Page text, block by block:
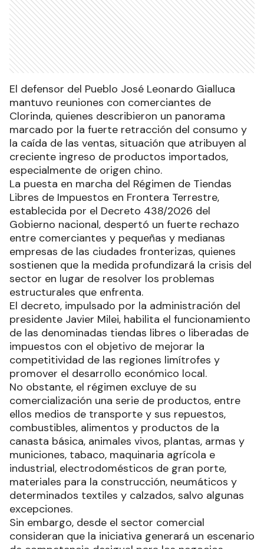
El defensor del Pueblo José Leonardo Gialluca
mantuvo reuniones con comerciantes de
Clorinda, quienes describieron un panorama
marcado por la fuerte retracción del consumo y
la caída de las ventas, situación que atribuyen al
creciente ingreso de productos importados,
especialmente de origen chino.
La puesta en marcha del Régimen de Tiendas
Libres de Impuestos en Frontera Terrestre,
establecida por el Decreto 438/2026 del
Gobierno nacional, despertó un fuerte rechazo
entre comerciantes y pequeñas y medianas
empresas de las ciudades fronterizas, quienes
sostienen que la medida profundizará la crisis del
sector en lugar de resolver los problemas
estructurales que enfrenta.
El decreto, impulsado por la administración del
presidente Javier Milei, habilita el funcionamiento
de las denominadas tiendas libres o liberadas de
impuestos con el objetivo de mejorar la
competitividad de las regiones limítrofes y
promover el desarrollo económico local.
No obstante, el régimen excluye de su
comercialización una serie de productos, entre
ellos medios de transporte y sus repuestos,
combustibles, alimentos y productos de la
canasta básica, animales vivos, plantas, armas y
municiones, tabaco, maquinaria agrícola e
industrial, electrodomésticos de gran porte,
materiales para la construcción, neumáticos y
determinados textiles y calzados, salvo algunas
excepciones.
Sin embargo, desde el sector comercial
consideran que la iniciativa generará un escenario